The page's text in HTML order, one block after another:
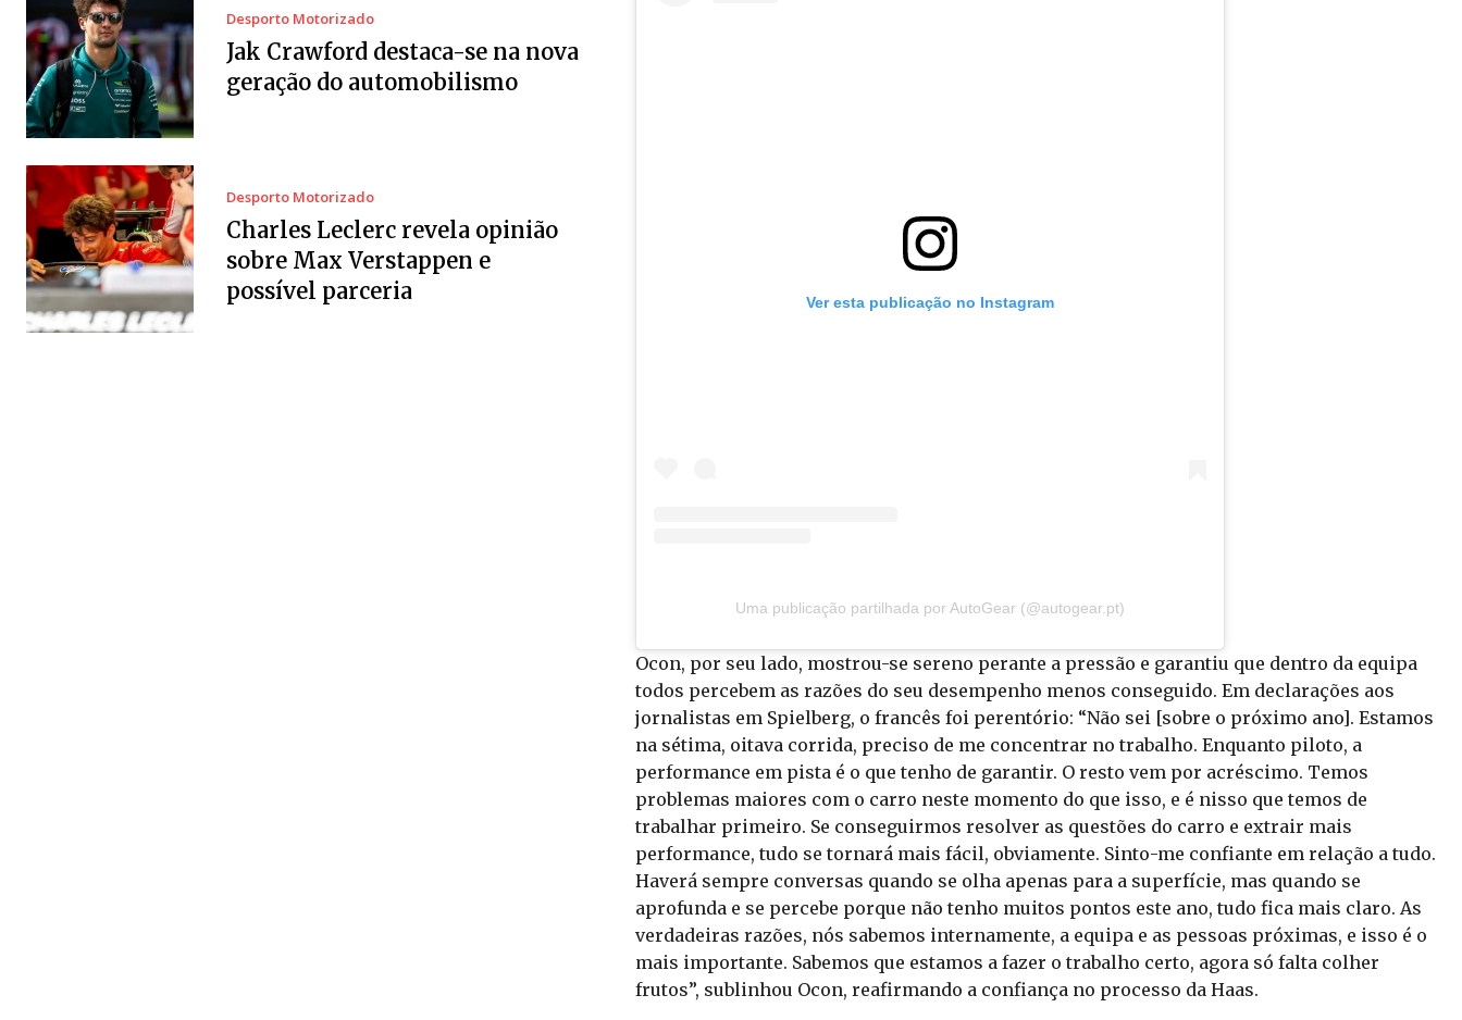
Desporto Motorizado
Jak Crawford destaca-se na nova
geração do automobilismo
Desporto Motorizado
Charles Leclerc revela opinião
sobre Max Verstappen e
possível parceria
Ver esta publicação no Instagram
Uma publicação partilhada por AutoGear (@autogear.pt)
Ocon, por seu lado, mostrou-se sereno perante a pressão e garantiu que dentro da equipa
todos percebem as razões do seu desempenho menos conseguido. Em declarações aos
jornalistas em Spielberg, o francês foi perentório: “Não sei [sobre o próximo ano]. Estamos
na sétima, oitava corrida, preciso de me concentrar no trabalho. Enquanto piloto, a
performance em pista é o que tenho de garantir. O resto vem por acréscimo. Temos
problemas maiores com o carro neste momento do que isso, e é nisso que temos de
trabalhar primeiro. Se conseguirmos resolver as questões do carro e extrair mais
performance, tudo se tornará mais fácil, obviamente. Sinto-me confiante em relação a tudo.
Haverá sempre conversas quando se olha apenas para a superfície, mas quando se
aprofunda e se percebe porque não tenho muitos pontos este ano, tudo fica mais claro. As
verdadeiras razões, nós sabemos internamente, a equipa e as pessoas próximas, e isso é o
mais importante. Sabemos que estamos a fazer o trabalho certo, agora só falta colher
frutos”, sublinhou Ocon, reafirmando a confiança no processo da Haas.